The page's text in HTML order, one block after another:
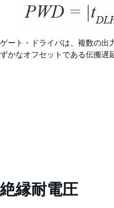
ゲート・ドライバは、複数の出
ずかなオフセットである伝搬遅
絶縁耐電圧